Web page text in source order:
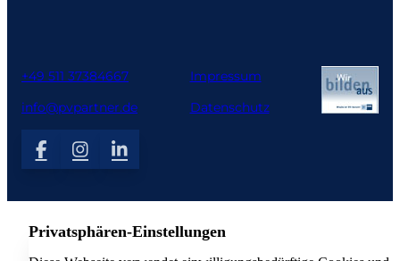
+49 511 37384667
info@pvpartner.de
Impressum
Datenschutz